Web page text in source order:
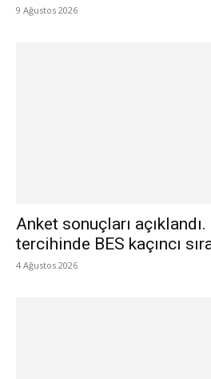
9 Ağustos 2026
Anket sonuçları
tercihinde BES kaçıncı
4 Ağustos 2026